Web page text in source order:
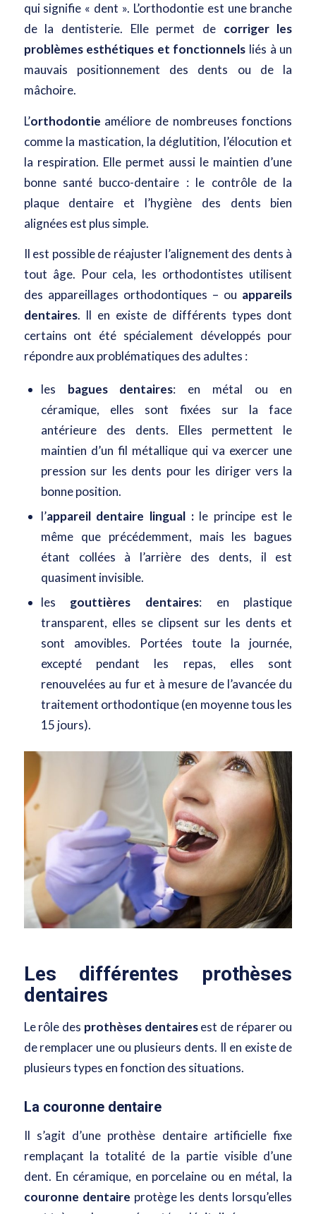
qui signifie « dent ». L’orthodontie est une branche
de la dentisterie. Elle permet de corriger les
problèmes esthétiques et fonctionnels liés à un
mauvais positionnement des dents ou de la
mâchoire.
L’orthodontie améliore de nombreuses fonctions
comme la mastication, la déglutition, l’élocution et
la respiration. Elle permet aussi le maintien d’une
bonne santé bucco-dentaire : le contrôle de la
plaque dentaire et l’hygiène des dents bien
alignées est plus simple.
Il est possible de réajuster l’alignement des dents à
tout âge. Pour cela, les orthodontistes utilisent
des appareillages orthodontiques – ou appareils
dentaires. Il en existe de différents types dont
certains ont été spécialement développés pour
répondre aux problématiques des adultes :
les bagues dentaires: en métal ou en
céramique, elles sont fixées sur la face
antérieure des dents. Elles permettent le
maintien d’un fil métallique qui va exercer une
pression sur les dents pour les diriger vers la
bonne position.
l’appareil dentaire lingual : le principe est le
même que précédemment, mais les bagues
étant collées à l’arrière des dents, il est
quasiment invisible.
les gouttières dentaires: en plastique
transparent, elles se clipsent sur les dents et
sont amovibles. Portées toute la journée,
excepté pendant les repas, elles sont
renouvelées au fur et à mesure de l’avancée du
traitement orthodontique (en moyenne tous les
15 jours).
Les différentes prothèses
dentaires
Le rôle des prothèses dentairesest de réparer ou
de remplacer une ou plusieurs dents. Il en existe de
plusieurs types en fonction des situations.
La couronne dentaire
Il s’agit d’une prothèse dentaire artificielle fixe
remplaçant la totalité de la partie visible d’une
dent. En céramique, en porcelaine ou en métal, la
couronne dentaire protège les dents lorsqu’elles